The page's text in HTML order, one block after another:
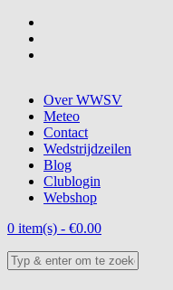
Overslaan en naar de inhoud
Over WWSV
Meteo
Contact
Wedstrijdzeilen
Blog
Clublogin
Webshop
0 item(s) - €0.00
Zoeken